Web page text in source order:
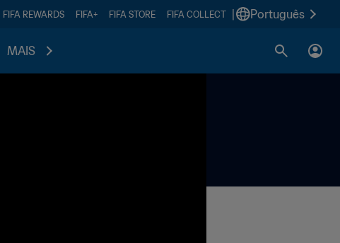
FIFA REWARDS FIFA+ FIFA STORE FIFA COLLECT Português
MAIS